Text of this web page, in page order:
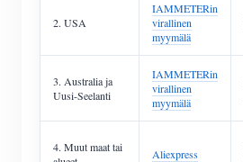
2. USA
IAMMETERin
virallinen
myymälä
3. Australia ja
Uusi-Seelanti
IAMMETERin
virallinen
myymälä
4. Muut maat tai
Aliexpress